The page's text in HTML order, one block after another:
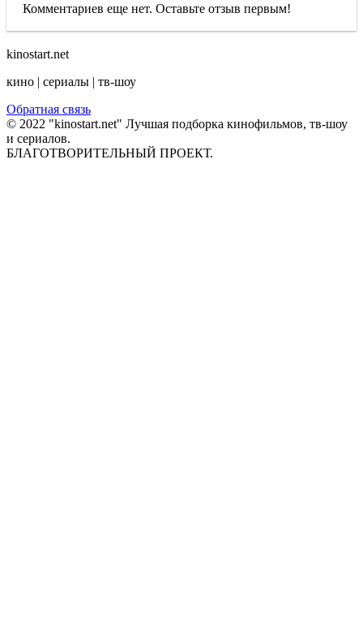
Комментариев еще нет. Оставьте отзыв первым!
kinostart.net
кино | сериалы | тв-шоу
Обратная связь
© 2022 "kinostart.net" Лучшая подборка кинофильмов, тв-шоу
и сериалов.
БЛАГОТВОРИТЕЛЬНЫЙ ПРОЕКТ.